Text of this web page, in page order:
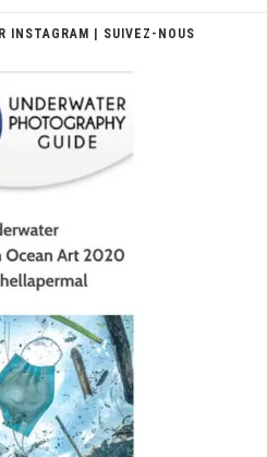
INSTAGRAM | SUIVEZ-NOUS